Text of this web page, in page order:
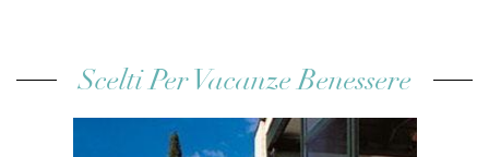
Scelti Per Vacanze Benessere